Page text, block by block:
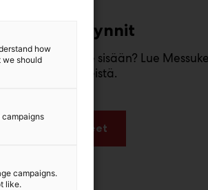
Sisäänkäynnit
Mistä pääsee sisään? Lue
sisäänkäynneistä.
Katso ohjeet
how
we should
campaigns.
like.